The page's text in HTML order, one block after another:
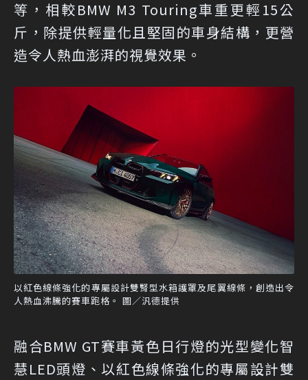
等，相較BMW M3 Touring車重更輕15公
斤，除提供輕量化且堅固的車身結構，更營
造令人熱血澎湃的視覺效果。
以紅色線條強化的專屬設計雙腎型水箱護罩及尾翼線條，創造出令
人熱血沸騰的賽車跑格。 圖／汎德提供
融合BMW GT賽車黃色日行燈的光型變化智
慧LED頭燈、以紅色線條強化的專屬設計雙